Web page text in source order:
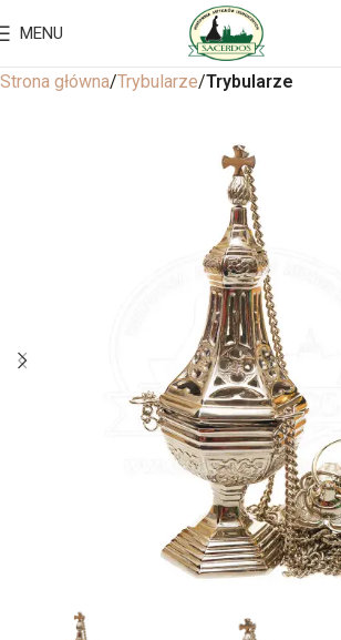
MENU
Strona główna Trybularze Trybularze